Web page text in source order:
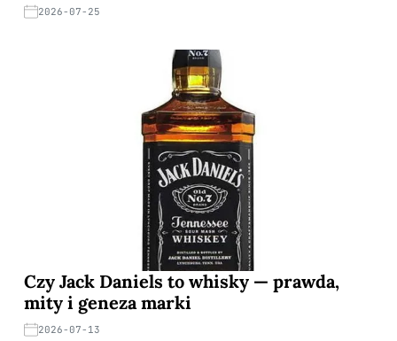
2026-07-25
Czy Jack Daniels to whisky — prawda,
mity i geneza marki
2026-07-13